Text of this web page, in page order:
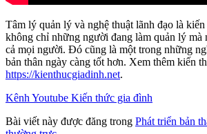
Tâm lý quản lý và nghệ thuật lãnh đạo là
không chỉ những người đang làm quản lý mà
cả mọi người. Đó cũng là một trong những
bản thân ngày càng tốt hơn. Xem thêm kiến
https://kienthucgiadinh.net.
Kênh Youtube Kiến thức gia đình
Bài viết này được đăng trong Phát triển bản